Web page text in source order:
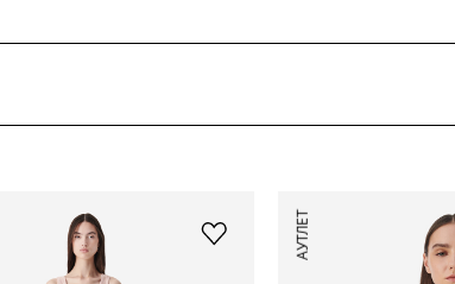
ДЛЯ НЕГО
АУТЛЕТ